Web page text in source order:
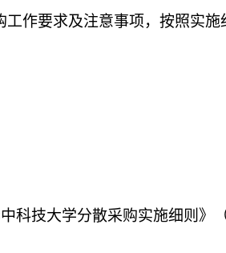
工作要求及注意事项，按照实施
科技大学分散采购实施细则》